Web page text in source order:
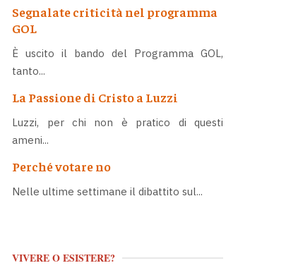
Segnalate criticità nel programma
GOL
È uscito il bando del Programma GOL,
tanto...
La Passione di Cristo a Luzzi
Luzzi, per chi non è pratico di questi
ameni...
Perché votare no
Nelle ultime settimane il dibattito sul...
VIVERE O ESISTERE?